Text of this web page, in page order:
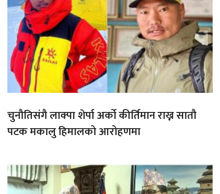
चुनौतिसंगै लाक्पा शेर्पा अर्को कीर्तिमान राख्न सातौ
पटक मकालु हिमालको आरोहणमा